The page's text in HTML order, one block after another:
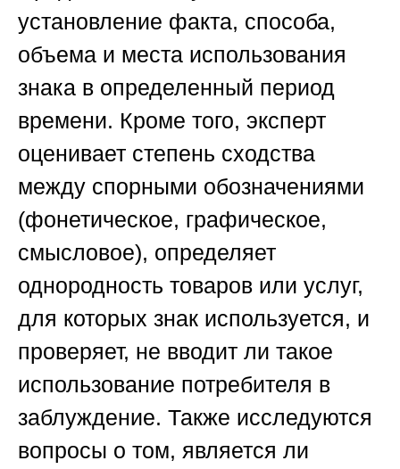
установление факта, способа,
объема и места использования
знака в определенный период
времени. Кроме того, эксперт
оценивает степень сходства
между спорными обозначениями
(фонетическое, графическое,
смысловое), определяет
однородность товаров или услуг,
для которых знак используется, и
проверяет, не вводит ли такое
использование потребителя в
заблуждение. Также исследуются
вопросы о том, является ли